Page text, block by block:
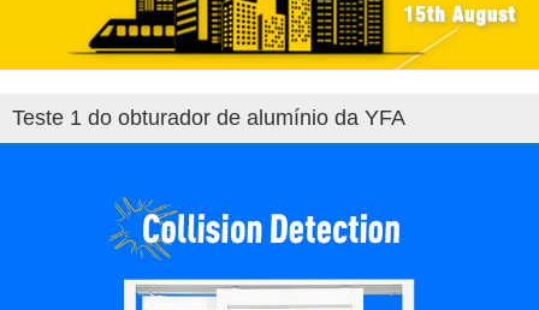
Teste 1 do obturador de alumínio da YFA